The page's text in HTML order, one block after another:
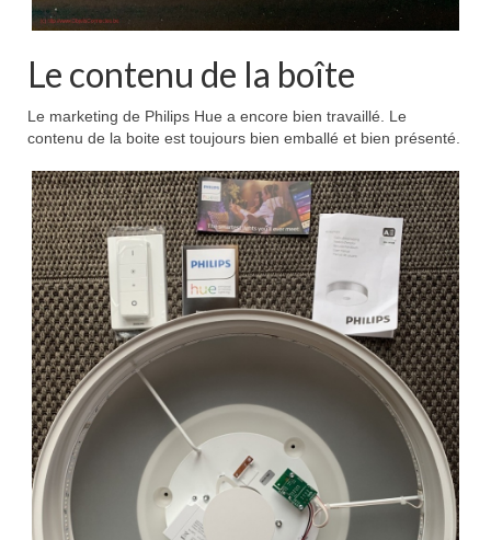
Le contenu de la boîte
Le marketing de Philips Hue a encore bien travaillé. Le
contenu de la boite est toujours bien emballé et bien présenté.